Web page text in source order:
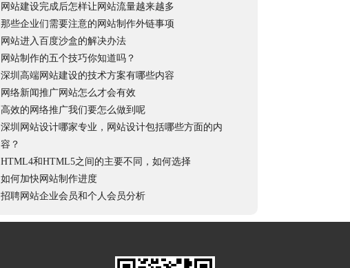
网站建设完成后怎样让网站流量越来越多
那些企业们需要注意的网站制作外链事项
网站进入百度沙盒的解决办法
网站制作的五个技巧你知道吗？
深圳高端网站建设的技术方案有哪些内容
网络新闻推广网站怎么才会有效
高效的网络推广我们要怎么做到呢
深圳网站设计哪家专业，网站设计包括哪些方面的内
容？
HTML4和HTML5之间的主要不同，如何选择
如何加快网站制作进度
招聘网站企业会员和个人会员分析